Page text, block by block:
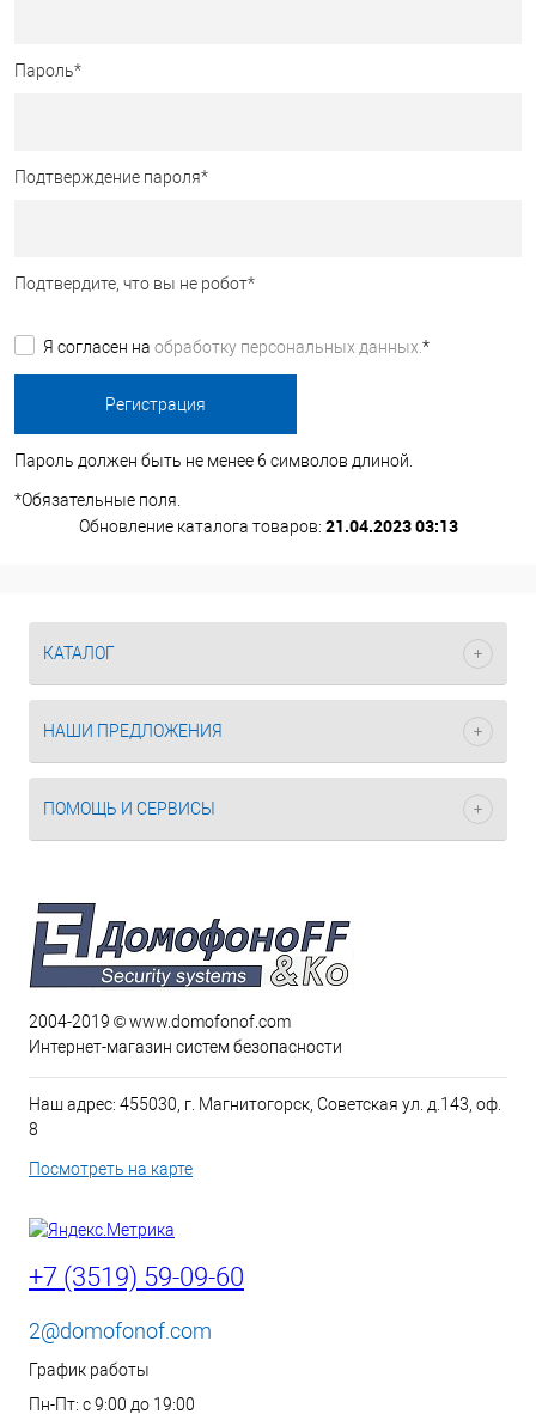
Пароль*
Подтверждение пароля*
Подтвердите, что вы не робот*
Я согласен на обработку персональных данных. *
Пароль должен быть не менее 6 символов длиной.
*Обязательные поля.
Обновление каталога товаров: 21.04.2023 03:13
КАТАЛОГ
НАШИ ПРЕДЛОЖЕНИЯ
ПОМОЩЬ И СЕРВИСЫ
2004-2019 © www.domofonof.com
Интернет-магазин систем безопасности
Наш адрес: 455030, г. Магнитогорск, Советская ул. д.143, оф.
8
Посмотреть на карте
+7 (3519) 59-09-60
2@domofonof.com
График работы
Пн-Пт: с 9:00 до 19:00